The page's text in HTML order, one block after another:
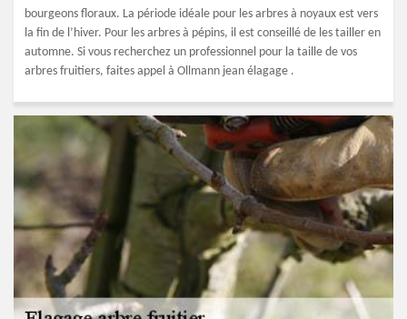
bourgeons floraux. La période idéale pour les arbres à noyaux est vers
la fin de l’hiver. Pour les arbres à pépins, il est conseillé de les tailler en
automne. Si vous recherchez un professionnel pour la taille de vos
arbres fruitiers, faites appel à Ollmann jean élagage .